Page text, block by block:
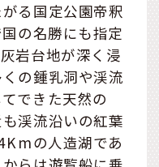
る国定公園帝釈
の名勝にも指定
岩台地が深く浸
の鍾乳洞や渓流
できた天然の
渓流沿いの紅葉
の人造湖であ